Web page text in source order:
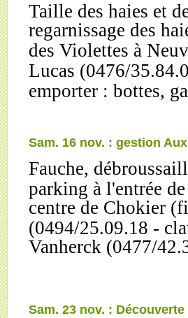
Taille des haies et
regarnissage des
des Violettes à
Lucas (0476/
emporter : bottes,
Sam. 16 nov. : gestion
Fauche,
parking à l'entrée
centre de Chokier
(0494/25.09.18 -
Vanherck (0477/
Sam. 23 nov. :